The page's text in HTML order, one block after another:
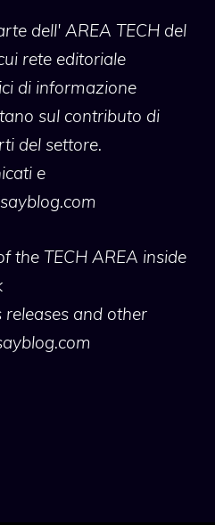
dell' AREA TECH del
rete editoriale
di informazione
sul contributo di
del settore.
e
the TECH AREA inside
and other